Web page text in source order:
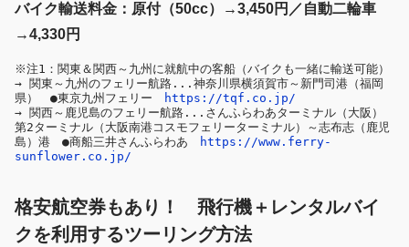
バイク輸送料金：原付（50cc）→3,450円／自動二輪車
→4,330円
※注1：関東＆関西～九州に就航中の客船（バイクも一緒に輸送可能）
→ 関東～九州のフェリー航路...神奈川県横須賀市～新門司港（福岡
県）　●東京九州フェリー
https://tqf.co.jp/
→ 関西～鹿児島のフェリー航路...さんふらわあターミナル（大阪）
第2ターミナル（大阪南港コスモフェリーターミナル）～志布志（鹿児
島）港　●商船三井さんふらわあ
https://www.ferry-
sunflower.co.jp/
格安航空券もあり！ 飛行機＋レンタルバイ
クを利用するツーリング方法